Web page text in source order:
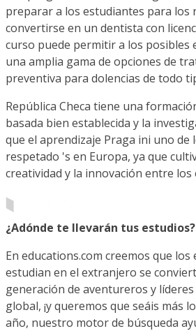
preparar a los estudiantes para los
convertirse en un dentista con
curso puede permitir a los posibles
una amplia gama de opciones de
preventiva para dolencias de todo
República Checa tiene una
basada bien establecida y la
que el aprendizaje Praga ini uno de
respetado 's en Europa, ya que
creatividad y la innovación entre los
¿Adónde te llevarán tus estudios?
En educations.com creemos que
estudian en el extranjero se
generación de aventureros y
global, ¡y queremos que seáis más
año, nuestro motor de búsqueda